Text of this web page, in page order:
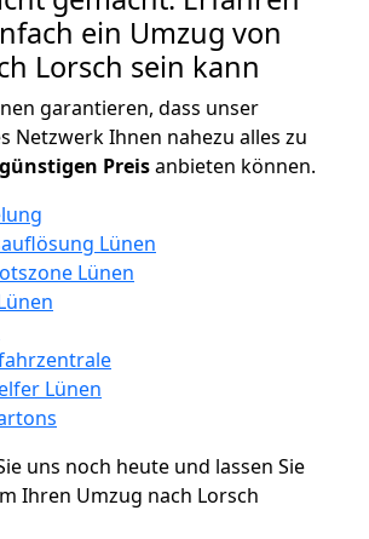
ein Umzug von
Lorsch sein kann
garantieren, dass unser
Netzwerk Ihnen nahezu alles zu
Preisanbieten können.
Lünen
Lünen
Lünen
uns noch heute und lassen Sie
Ihren Umzug nach Lorsch